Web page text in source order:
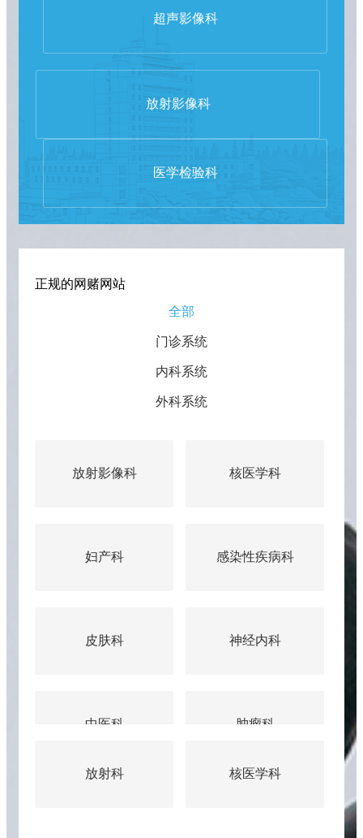
超声影像科
放射影像科
医学检验科
正规的网赌网站
全部
门诊系统
内科系统
外科系统
放射影像科
妇产科
皮肤科
中医科
核医学科
感染性疾病科
神经内科
肿瘤科
放射科 核医学科